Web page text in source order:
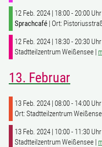
12 Feb. 2024 | 18:00 - 20:00
Sprachcafé | Ort:
12 Feb. 2024 | 18:30 - 20:30
Stadtteilzentrum Weißensee |
13. Februar
13 Feb. 2024 | 08:00 - 14:00
Ort: Stadtteilzentrum
13 Feb. 2024 | 10:00 - 11:30
Stadtteilzentrum Weißensee |